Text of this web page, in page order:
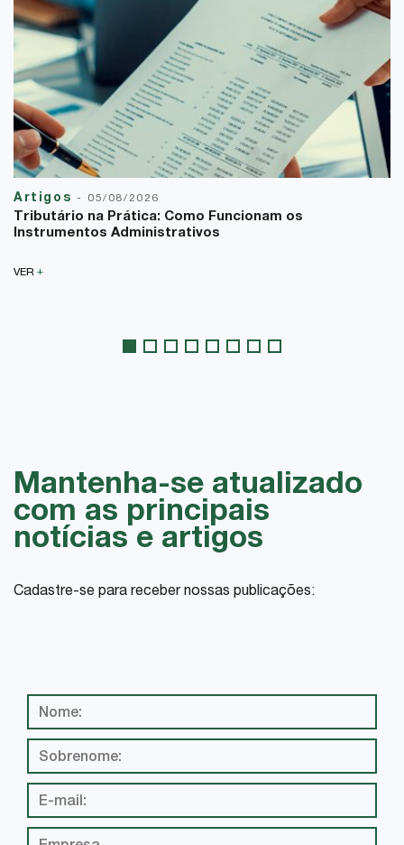
Artigos - 05/08/2026
Tributário na Prática: Como Funcionam os
Instrumentos Administrativos
VER +
Mantenha-se atualizado
com as principais
notícias e artigos
Cadastre-se para receber nossas publicações: